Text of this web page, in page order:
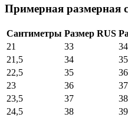
Примерная размерная
Сантиметры Размер RUS
21
33
34
21,5
34
35
22,5
35
36
23
36
37
23,5
37
38
24,5
38
39